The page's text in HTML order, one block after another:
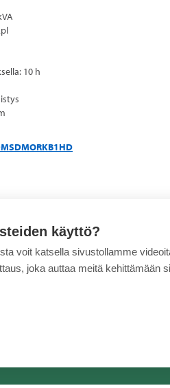
10 h
käyttö?
voit katsella sivustollamme
joka auttaa meitä kehittämään